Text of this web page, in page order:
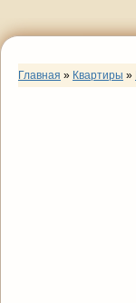
Главная » Квартиры »